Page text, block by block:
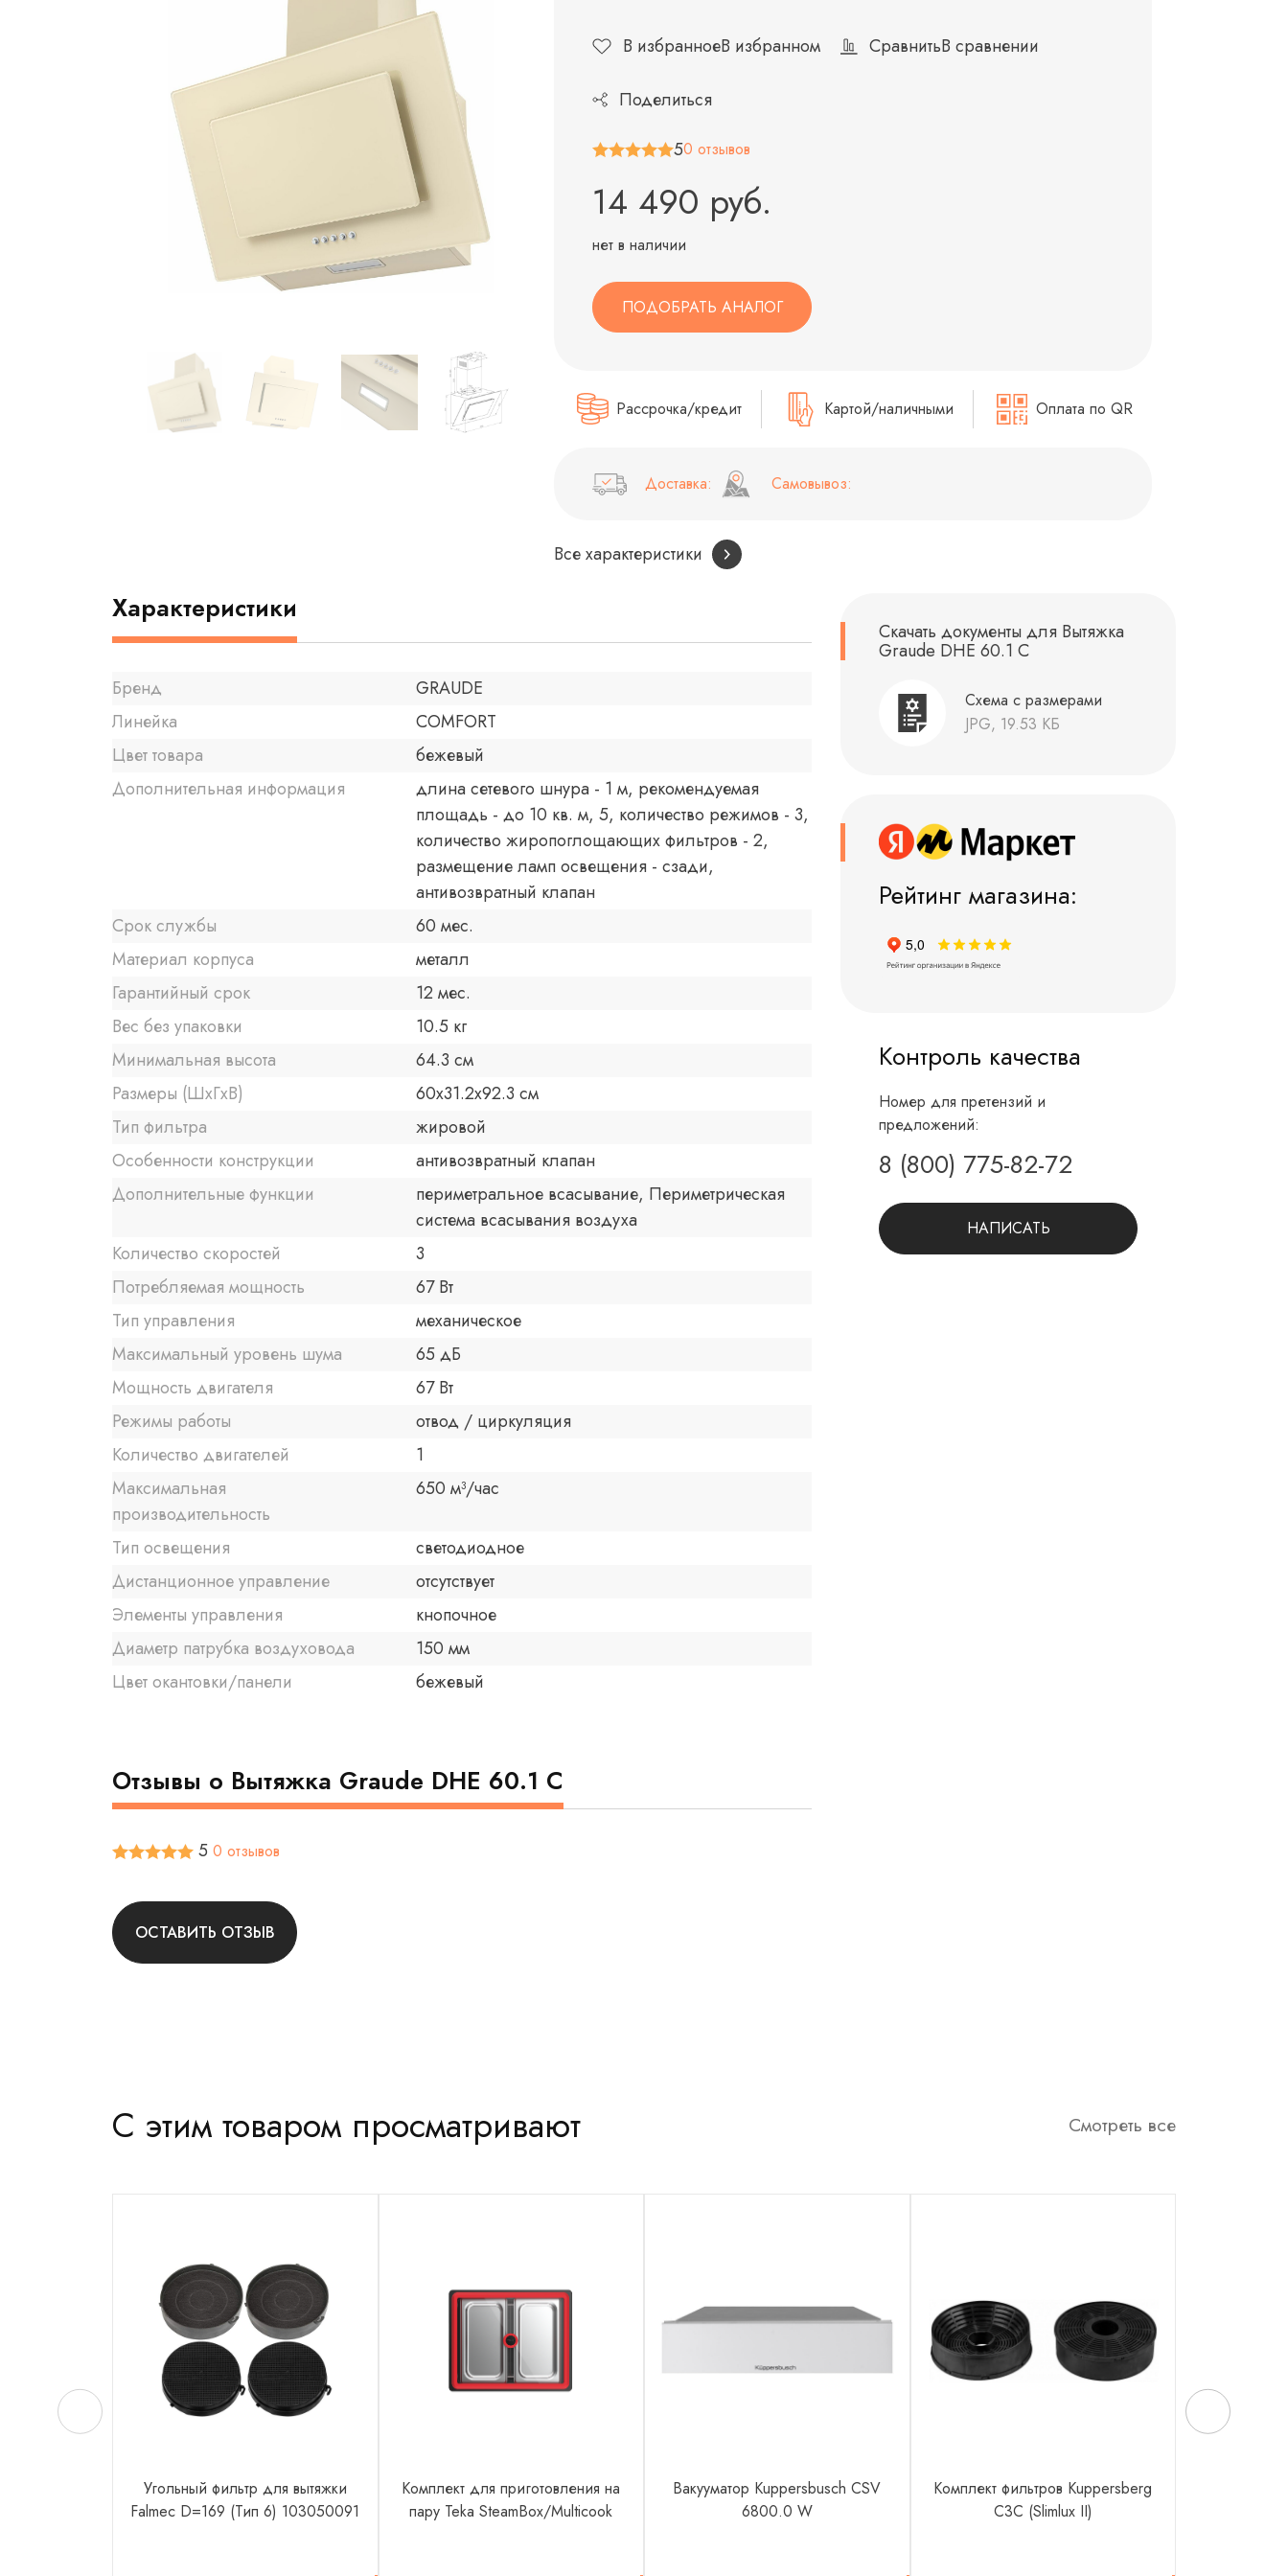
В избранноеВ избранном СравнитьВ сравнении
Поделиться
50 отзывов
14 490 руб.
нет в наличии
ПОДОБРАТЬ АНАЛОГ
Рассрочка/кредит Картой/наличными Оплата по QR
Доставка: Самовывоз:
Все характеристики
Скачать документы для Вытяжка
Graude DHE 60.1 C
Схема с размерами
JPG, 19.53 КБ
Рейтинг магазина:
Контроль качества
Номер для претензий и
предложений:
8 (800) 775-82-72
НАПИСАТЬ
Характеристики
Бренд
GRAUDE
Линейка
COMFORT
Цвет товара
бежевый
Дополнительная информация
длина сетевого шнура - 1 м, рекомендуемая
площадь - до 10 кв. м, 5, количество режимов - 3,
количество жиропоглощающих фильтров - 2,
размещение ламп освещения - сзади,
антивозвратный клапан
Срок службы
60 мес.
Материал корпуса
металл
Гарантийный срок
12 мес.
Вес без упаковки
10.5 кг
Минимальная высота
64.3 см
Размеры (ШxГxВ)
60x31.2x92.3 см
Тип фильтра
жировой
Особенности конструкции
антивозвратный клапан
Дополнительные функции
периметральное всасывание, Периметрическая
система всасывания воздуха
Количество скоростей
3
Потребляемая мощность
67 Вт
Тип управления
механическое
Максимальный уровень шума
65 дБ
Мощность двигателя
67 Вт
Режимы работы
отвод / циркуляция
Количество двигателей
1
Максимальная
производительность
650 м³/час
Тип освещения
светодиодное
Дистанционное управление
отсутствует
Элементы управления
кнопочное
Диаметр патрубка воздуховода
150 мм
Цвет окантовки/панели
бежевый
Отзывы о Вытяжка Graude DHE 60.1 C
5 0 отзывов
ОСТАВИТЬ ОТЗЫВ
С этим товаром просматривают Смотреть все
Угольный фильтр для вытяжки
Falmec D=169 (Тип 6) 103050091
Комплект для приготовления на
пару Teka SteamBox/Multicook
Вакууматор Kuppersbusch CSV
6800.0 W
Комплект фильтров Kuppersberg
C3C (Slimlux II)